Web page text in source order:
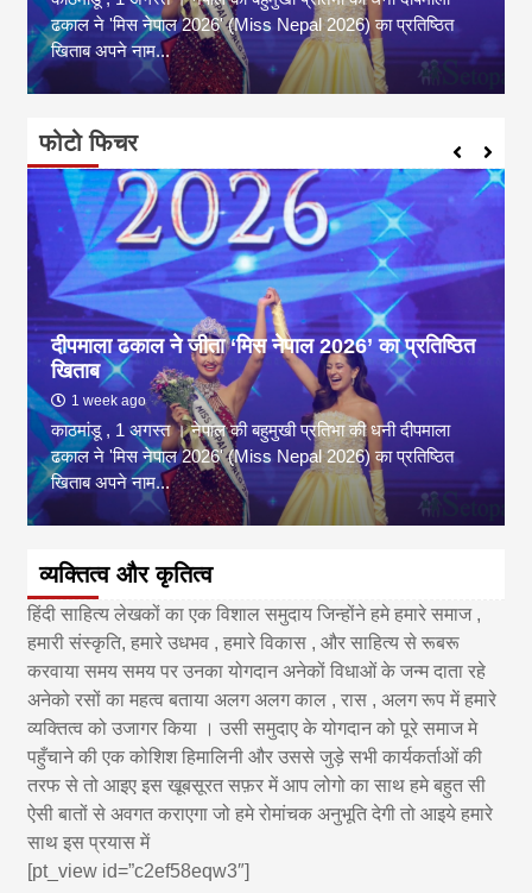
ढकाल ने 'मिस नेपाल 2026' (Miss Nepal 2026) का प्रतिष्ठित
खिताब अपने नाम...
फोटो फिचर
दीपमाला ढकाल ने जीता ‘मिस नेपाल 2026’ का प्रतिष्ठित
खिताब
1 week ago
काठमांडू , 1 अगस्त । नेपाल की बहुमुखी प्रतिभा की धनी दीपमाला
ढकाल ने 'मिस नेपाल 2026' (Miss Nepal 2026) का प्रतिष्ठित
खिताब अपने नाम...
व्यक्तित्व और कृतित्व
हिंदी साहित्य लेखकों का एक विशाल समुदाय जिन्होंने हमे हमारे समाज ,
हमारी संस्कृति, हमारे उधभव , हमारे विकास , और साहित्य से रूबरू
करवाया समय समय पर उनका योगदान अनेकों विधाओं के जन्म दाता रहे
अनेको रसों का महत्व बताया अलग अलग काल , रास , अलग रूप में हमारे
व्यक्तित्व को उजागर किया । उसी समुदाए के योगदान को पूरे समाज मे
पहुँचाने की एक कोशिश हिमालिनी और उससे जुड़े सभी कार्यकर्ताओं की
तरफ से तो आइए इस खूबसूरत सफ़र में आप लोगो का साथ हमे बहुत सी
ऐसी बातों से अवगत कराएगा जो हमे रोमांचक अनुभूति देगी तो आइये हमारे
साथ इस प्रयास में
[pt_view id=”c2ef58eqw3″]